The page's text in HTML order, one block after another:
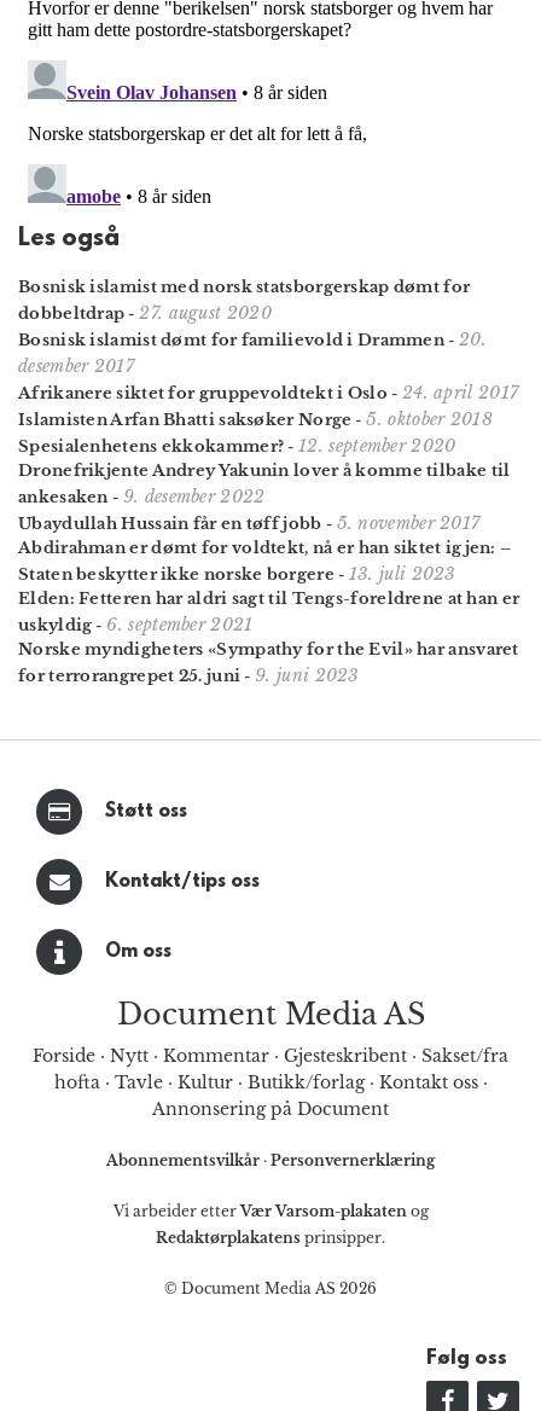
Les også
Bosnisk islamist med norsk statsborgerskap dømt for
dobbeltdrap - 27. august 2020
Bosnisk islamist dømt for familievold i Drammen - 20.
desember 2017
Afrikanere siktet for gruppevoldtekt i Oslo - 24. april 2017
Islamisten Arfan Bhatti saksøker Norge -5. oktober 2018
Spesialenhetens ekkokammer? - 12. september 2020
Dronefrikjente Andrey Yakunin lover å komme tilbake til
ankesaken - 9. desember 2022
Ubaydullah Hussain får en tøff jobb - 5. november 2017
Abdirahman er dømt for voldtekt, nå er han siktet igjen: –
Staten beskytter ikke norske borgere - 13. juli 2023
Elden: Fetteren har aldri sagt til Tengs-foreldrene at han er
uskyldig - 6. september 2021
Norske myndigheters «Sympathy for the Evil» har ansvaret
for terror­angrepet 25. juni -9. juni 2023
Støtt oss
Kontakt/tips oss
Om oss
Document Media AS
Forside · Nytt · Kommentar · Gjesteskribent · Sakset/fra
hofta· Tavle· Kultur· Butikk/forlag· Kontakt oss·
Annonsering på Document
Abonnementsvilkår · Personvernerklæring
Vi arbeider etterVær Varsom-plakatenog
Redaktørplakatens prinsipper.
© Document Media AS 2026
Følg oss